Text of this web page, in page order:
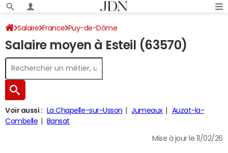
Salaire France Puy-de-Dôme
Salaire moyen à Esteil (63570)
Voir aussi : La Chapelle-sur-Usson Jumeaux
Auzat-la-
Combelle
Bansat
Mise à jour le 11/02/26